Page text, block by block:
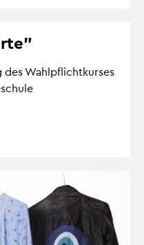
des Wahl­pflicht­kur­ses